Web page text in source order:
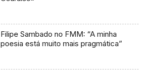
Filipe Sambado no FMM: “A minha
poesia está muito mais pragmática”